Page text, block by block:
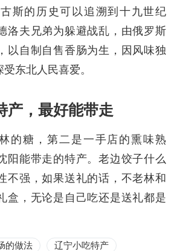
斯的历史可以追溯到十九世纪
洛夫兄弟为躲避战乱，由俄罗斯
以自制自售香肠为生，因风味独
东北人民喜爱。
产，最好能带走
的糖，第二是一手店的熏味熟
阳能带走的特产。老边饺子什么
不强，如果送礼的话，不老林和
盒，无论是自己吃还是送礼都是
的做法 辽宁小吃特产